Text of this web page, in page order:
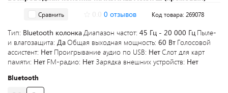
Сравнить 0 отзывов Код товара: 269078
Тип: Bluetooth колонкаДиапазон частот: 45 Гц - 20 000 Гц Пыле-
и влагозащита: ДаОбщая выходная мощность: 60 Вт Голосовой
ассистент: Нет Проигрывание аудио по USB: НетСлот для карт
памяти: Нет FM-радио: Нет Зарядка внешних устройств: Нет
Bluetooth